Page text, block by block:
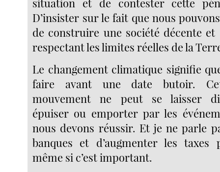
D’insister sur le fait que nous
de construire une société décente
respectant les limites réelles de la
Le changement climatique signifie
faire avant une date butoir.
mouvement ne peut se laisser
épuiser ou emporter par les
nous devons réussir. Et je ne parle
banques et d’augmenter les
même si c’est important.